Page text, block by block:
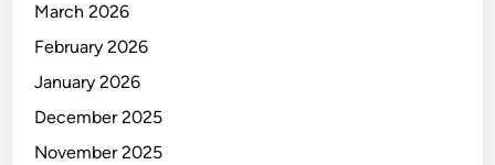
March 2026
February 2026
January 2026
December 2025
November 2025